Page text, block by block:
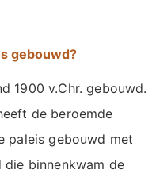
gebouwd?
1900 v.Chr. gebouwd.
de beroemde
paleis gebouwd met
binnenkwam de